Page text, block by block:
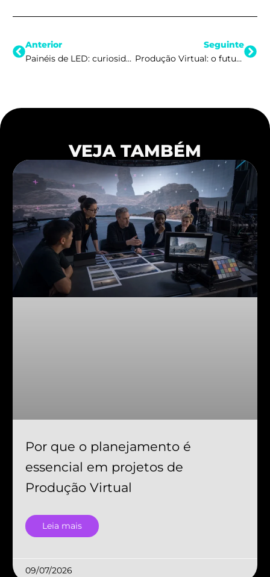
Anterior
Painéis de LED: curiosidades sobre essa tecnologia
Seguinte
Produção Virtual: o futuro da publicidade
VEJA TAMBÉM
Por que o planejamento é
essencial em projetos de
Produção Virtual
Leia mais
09/07/2026